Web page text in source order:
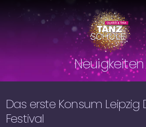
Neuigkeiten
Das erste Konsum Leipzig
Festival